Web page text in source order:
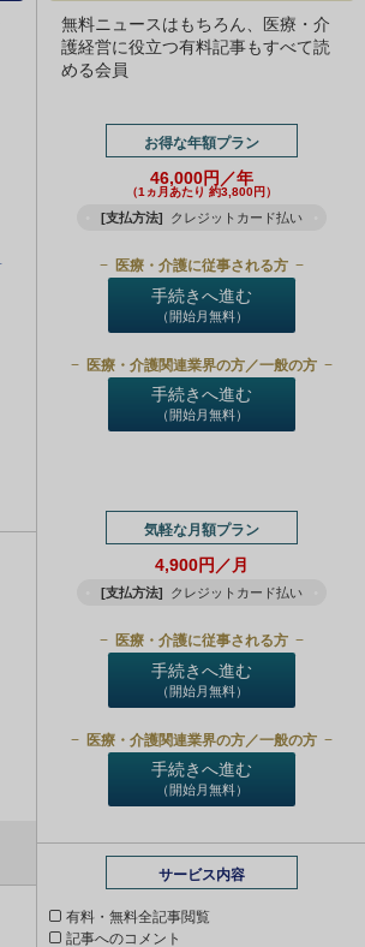
無料ニュースはもちろん、医療・介
護経営に役立つ有料記事もすべて読
める会員
お得な年額プラン
46,000円／年
（1ヵ月あたり 約3,800円）
[支払方法] クレジットカード払い
医療・介護に従事される方
手続きへ進む
（開始月無料）
医療・介護関連業界の方／一般の方
手続きへ進む
（開始月無料）
気軽な月額プラン
4,900円／月
[支払方法] クレジットカード払い
医療・介護に従事される方
手続きへ進む
（開始月無料）
医療・介護関連業界の方／一般の方
手続きへ進む
（開始月無料）
サービス内容
有料・無料全記事閲覧
記事へのコメント